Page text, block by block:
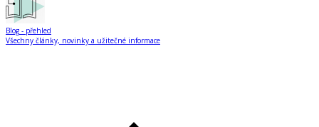
Blog - přehled
Všechny články, novinky a užitečné informace